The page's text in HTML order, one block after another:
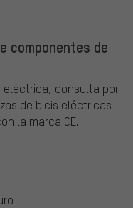
componentes de
eléctrica, consulta por
de bicis eléctricas
la marca CE.